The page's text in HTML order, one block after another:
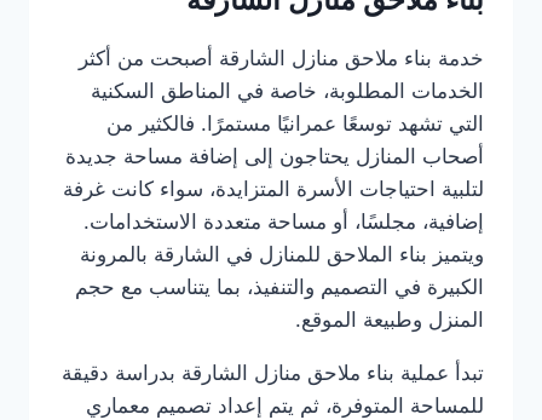
خدمة بناء ملاحق منازل الشارقة أصبحت من أكثر
الخدمات المطلوبة، خاصة في المناطق السكنية
التي تشهد توسعًا عمرانيًا مستمرًا. فالكثير من
أصحاب المنازل يحتاجون إلى إضافة مساحة جديدة
لتلبية احتياجات الأسرة المتزايدة، سواء كانت غرفة
إضافية، مجلسًا، أو مساحة متعددة الاستخدامات.
ويتميز بناء الملاحق للمنازل في الشارقة بالمرونة
الكبيرة في التصميم والتنفيذ، بما يتناسب مع حجم
المنزل وطبيعة الموقع.
تبدأ عملية بناء ملاحق منازل الشارقة بدراسة دقيقة
للمساحة المتوفرة، ثم يتم إعداد تصميم معماري